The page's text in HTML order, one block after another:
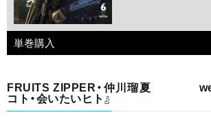
単巻購入
FRUITS ZIPPER・仲川瑠夏 web
コト・会いたいヒト』